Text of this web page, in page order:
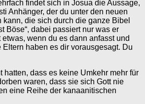
findet sich in Josua die Aussage,
Anhänger, der du unter den neuen
die sich durch die ganze Bibel
Böse“, dabei passiert nur was er
wenn du es dann anfasst und
haben es dir vorausgesagt. Du
dass es keine Umkehr mehr für
waren, dass sie sich Gott nie
eine Reihe der kanaanitischen